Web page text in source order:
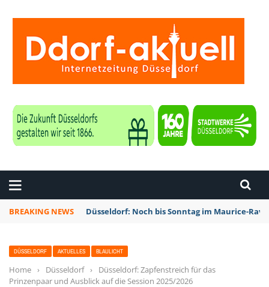
BREAKING NEWS Düsseldorf: Noch bis Sonntag im Maurice-
DÜSSELDORF AKTUELLES BLAULICHT
Home › Düsseldorf ›
Düsseldorf: Zapfenstreich für das
Prinzenpaar und Ausblick auf die Session 2025/2026